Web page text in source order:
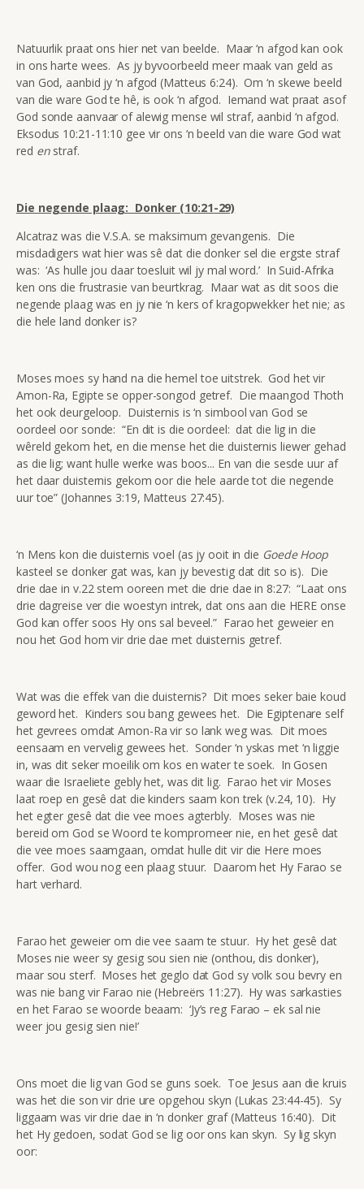
Natuurlik praat ons hier net van beelde. Maar ‘n afgod kan ook
in ons harte wees. As jy byvoorbeeld meer maak van geld as
van God, aanbid jy ‘n afgod (Matteus 6:24). Om ‘n skewe beeld
van die ware God te hê, is ook ‘n afgod. Iemand wat praat asof
God sonde aanvaar of alewig mense wil straf, aanbid ‘n afgod.
Eksodus 10:21-11:10 gee vir ons ‘n beeld van die ware God wat
red enstraf.
Die negende plaag: Donker (10:21-29)
Alcatraz was die V.S.A. se maksimum gevangenis. Die
misdadigers wat hier was sê dat die donker sel die ergste straf
was: ‘As hulle jou daar toesluit wil jy mal word.’ In Suid-Afrika
ken ons die frustrasie van beurtkrag. Maar wat as dit soos die
negende plaag was en jy nie ‘n kers of kragopwekker het nie; as
die hele land donker is?
Moses moes sy hand na die hemel toe uitstrek. God het vir
Amon-Ra, Egipte se opper-songod getref. Die maangod Thoth
het ook deurgeloop. Duisternis is ‘n simbool van God se
oordeel oor sonde: “En dit is die oordeel: dat die lig in die
wêreld gekom het, en die mense het die duisternis liewer gehad
as die lig; want hulle werke was boos... En van die sesde uur af
het daar duisternis gekom oor die hele aarde tot die negende
uur toe” (Johannes 3:19, Matteus 27:45).
‘n Mens kon die duisternis voel (as jy ooit in die Goede Hoop
kasteel se donker gat was, kan jy bevestig dat dit so is). Die
drie dae in v.22 stem ooreen met die drie dae in 8:27: “Laat ons
drie dagreise ver die woestyn intrek, dat ons aan die HERE onse
God kan offer soos Hy ons sal beveel.” Farao het geweier en
nou het God hom vir drie dae met duisternis getref.
Wat was die effek van die duisternis? Dit moes seker baie koud
geword het. Kinders sou bang gewees het. Die Egiptenare self
het gevrees omdat Amon-Ra vir so lank weg was. Dit moes
eensaam en vervelig gewees het. Sonder ‘n yskas met ‘n liggie
in, was dit seker moeilik om kos en water te soek. In Gosen
waar die Israeliete gebly het, was dit lig. Farao het vir Moses
laat roep en gesê dat die kinders saam kon trek (v.24, 10). Hy
het egter gesê dat die vee moes agterbly. Moses was nie
bereid om God se Woord te kompromeer nie, en het gesê dat
die vee moes saamgaan, omdat hulle dit vir die Here moes
offer. God wou nog een plaag stuur. Daarom het Hy Farao se
hart verhard.
Farao het geweier om die vee saam te stuur. Hy het gesê dat
Moses nie weer sy gesig sou sien nie (onthou, dis donker),
maar sou sterf. Moses het geglo dat God sy volk sou bevry en
was nie bang vir Farao nie (Hebreërs 11:27). Hy was sarkasties
en het Farao se woorde beaam: ‘Jy’s reg Farao – ek sal nie
weer jou gesig sien nie!’
Ons moet die lig van God se guns soek. Toe Jesus aan die kruis
was het die son vir drie ure opgehou skyn (Lukas 23:44-45). Sy
liggaam was vir drie dae in ‘n donker graf (Matteus 16:40). Dit
het Hy gedoen, sodat God se lig oor ons kan skyn. Sy lig skyn
oor: